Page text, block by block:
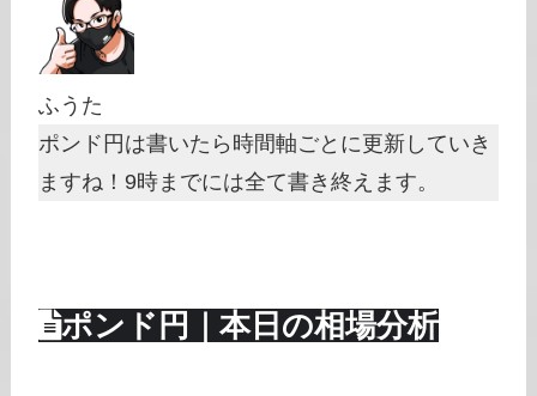
ふうた
ポンド円は書いたら時間軸ごとに更新していき
ますね！9時までには全て書き終えます。
ポンド円｜本日の相場分析